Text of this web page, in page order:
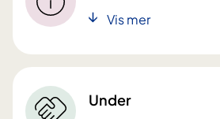
Vis mer
Under